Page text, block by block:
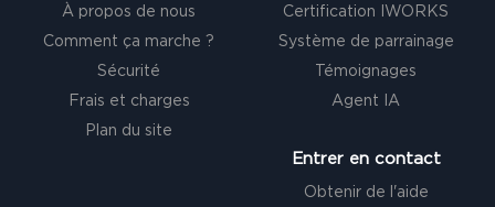
À propos de nous
Comment ça marche ?
Sécurité
Frais et charges
Plan du site
Certification IWORKS
Système de parrainage
Témoignages
Agent IA
Entrer en contact
Obtenir de l'aide